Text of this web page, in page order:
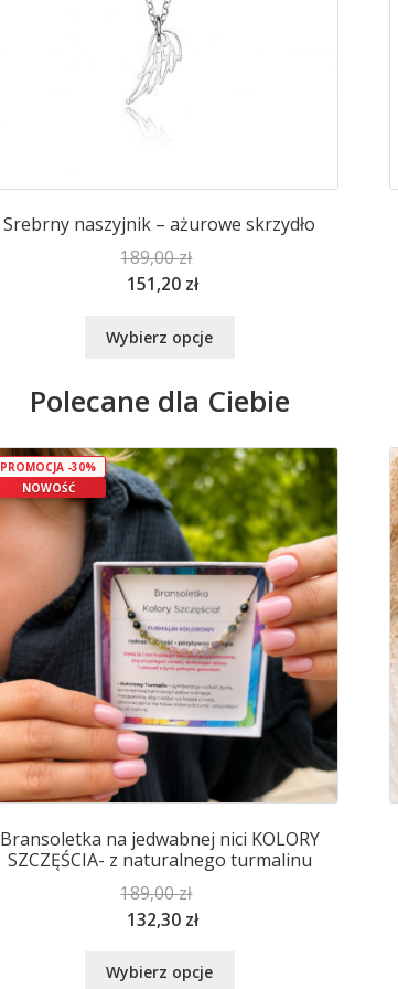
Srebrny naszyjnik – ażurowe skrzydło
189,00zł
151,20 zł
Wybierz opcje
wiele
Opcje
można
wybrać
na
stronie
produktu
Polecane dla Ciebie
NOWOŚĆ
PROMOCJA -30%
Bransoletka na jedwabnej nici KOLORY
SZCZĘŚCIA- z naturalnego turmalinu
189,00zł
132,30 zł
Wybierz opcje